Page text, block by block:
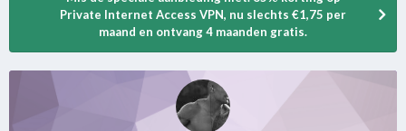
Private Internet Access VPN, nu slechts €1,75 per
maand en ontvang 4 maanden gratis.